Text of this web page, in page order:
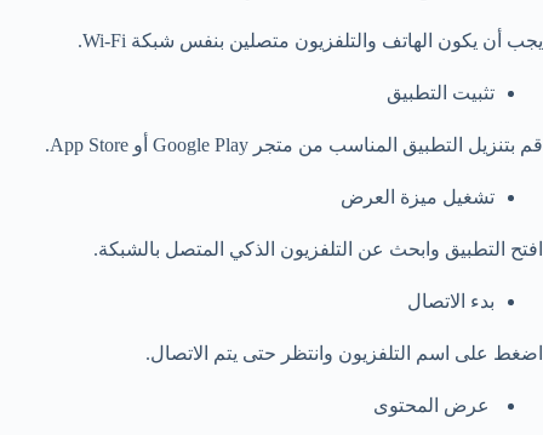
يجب أن يكون الهاتف والتلفزيون متصلين بنفس شبكة Wi-Fi.
تثبيت التطبيق
قم بتنزيل التطبيق المناسب من متجر Google Play أو App Store.
تشغيل ميزة العرض
افتح التطبيق وابحث عن التلفزيون الذكي المتصل بالشبكة.
بدء الاتصال
اضغط على اسم التلفزيون وانتظر حتى يتم الاتصال.
عرض المحتوى